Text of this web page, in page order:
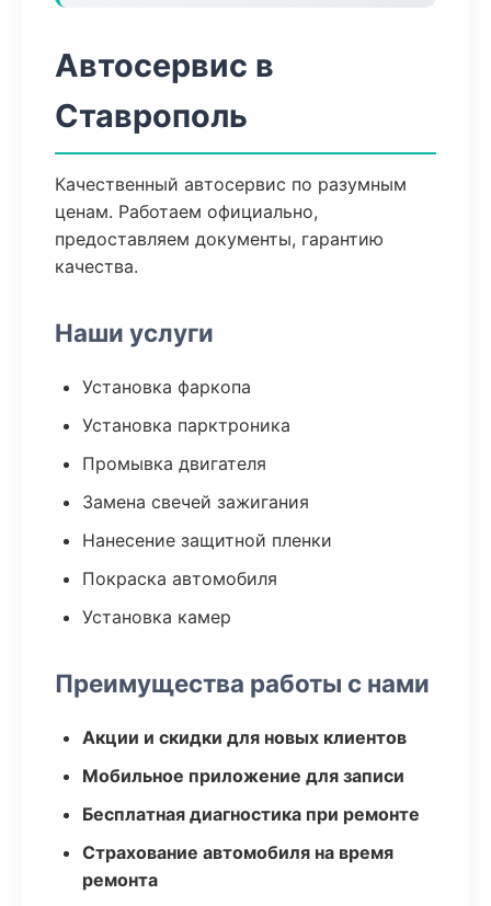
Автосервис в
Ставрополь
Качественный автосервис по разумным
ценам. Работаем официально,
предоставляем документы, гарантию
качества.
Наши услуги
Установка фаркопа
Установка парктроника
Промывка двигателя
Замена свечей зажигания
Нанесение защитной пленки
Покраска автомобиля
Установка камер
Преимущества работы с нами
Акции и скидки для новых клиентов
Мобильное приложение для записи
Бесплатная диагностика при ремонте
Страхование автомобиля на время
ремонта